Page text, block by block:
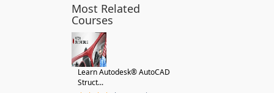
Most Related
Courses
Learn Autodesk® AutoCAD
Struct...